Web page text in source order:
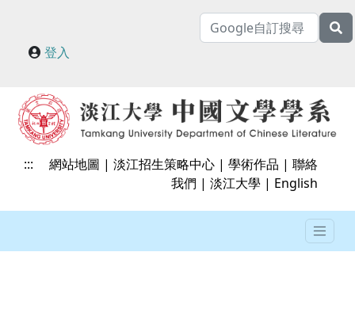
登入
::: 網站地圖 |淡江招生策略中心 |學術作品 |聯絡
我們 |淡江大學 | English